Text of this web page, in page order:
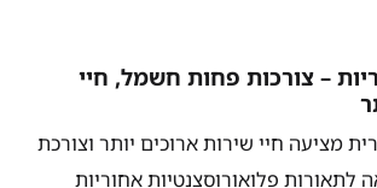
– צורכות פחות חשמל, חיי
מציעה חיי שירות ארוכים יותר וצורכת
פלואורוסצנטיות אחוריות